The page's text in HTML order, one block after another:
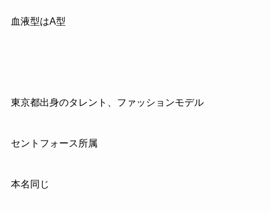
血液型はA型
東京都出身のタレント、ファッションモデル
セントフォース所属
本名同じ